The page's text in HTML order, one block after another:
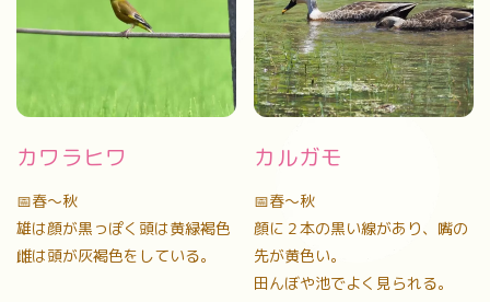
カワラヒワ
📅春〜秋
雄は顔が黒っぽく頭は黄緑褐色
雌は頭が灰褐色をしている。
カルガモ
📅春〜秋
顔に２本の黒い線があり、嘴の
先が黄色い。
田んぼや池でよく見られる。